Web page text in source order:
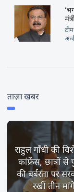
ताज़ा खबर
राहुल गाँधी की
कांफ्रेंस, छात्रों से
की बर्बरता पर
रखीं तीन